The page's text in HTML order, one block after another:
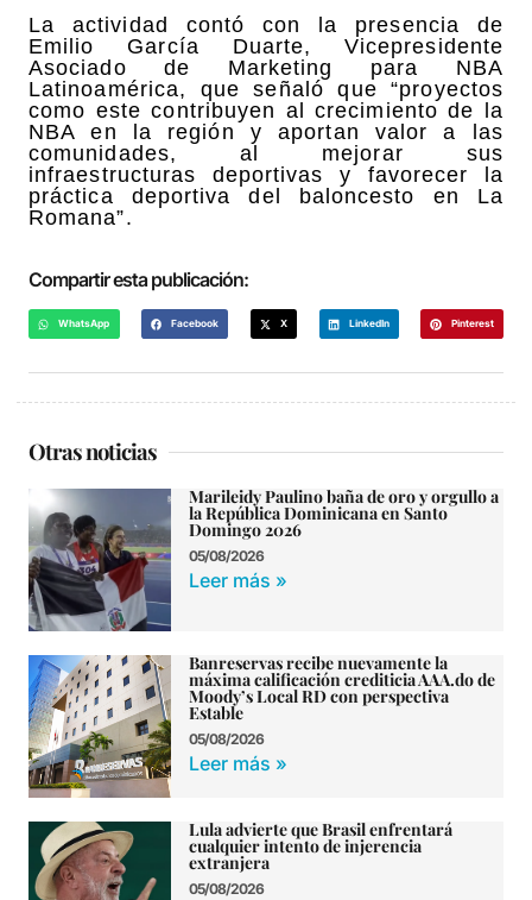
La actividad contó con la presencia de
Emilio García Duarte, Vicepresidente
Asociado de Marketing para NBA
Latinoamérica, que señaló que “proyectos
como este contribuyen al crecimiento de la
NBA en la región y aportan valor a las
comunidades, al mejorar sus
infraestructuras deportivas y favorecer la
práctica deportiva del baloncesto en La
Romana”.
Compartir esta publicación:
WhatsApp Facebook X LinkedIn Pinterest
Otras noticias
Marileidy Paulino baña de oro y orgullo a
la República Dominicana en Santo
Domingo 2026
05/08/2026
Leer más »
Banreservas recibe nuevamente la
máxima calificación crediticia AAA.do de
Moody’s Local RD con perspectiva
Estable
05/08/2026
Leer más »
Lula advierte que Brasil enfrentará
cualquier intento de injerencia
extranjera
05/08/2026